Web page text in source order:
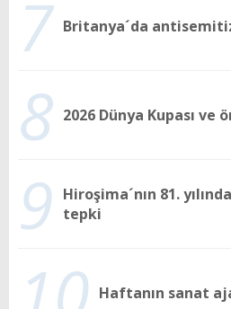
7 Britanya´da
8 2026 Dünya Kupası ve
9
Hiroşima´nın 81.
tepki
Haftanın sanat